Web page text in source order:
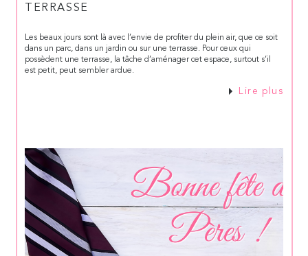
TERRASSE
Les beaux jours sont là avec l’envie de profiter du plein air, que ce soit
dans un parc, dans un jardin ou sur une terrasse. Pour ceux qui
possèdent une terrasse, la tâche d’aménager cet espace, surtout s’il
est petit, peut sembler ardue.
Lire plus